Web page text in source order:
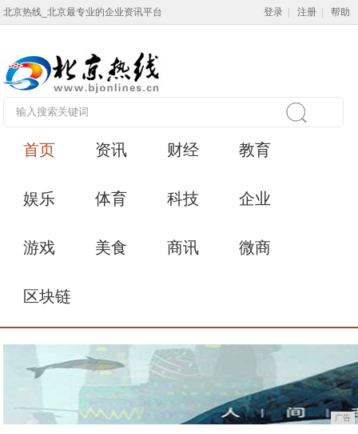
北京热线_北京最专业的企业资讯平台 登录 注册 帮助
首页 资讯 财经 教育
娱乐 体育 科技 企业
游戏 美食 商讯 微商
区块链
广告